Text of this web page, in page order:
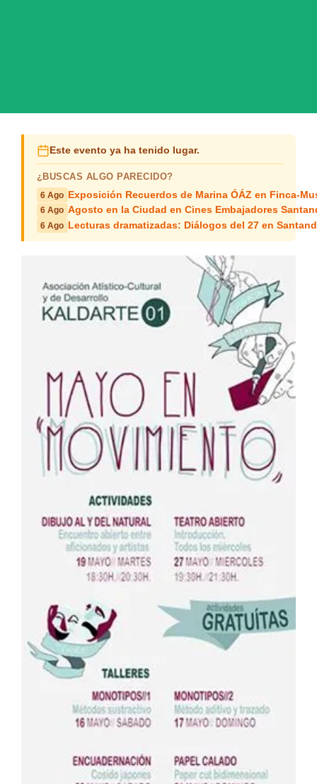
Este evento ya ha tenido lugar.
¿BUSCAS ALGO PARECIDO?
6 Ago Exposición Recuerdos de Marina ÓÁZ en Finca-
6 Ago Agosto en la Ciudad en Cines Embajadores
6 Ago Lecturas dramatizadas: Diálogos del 27 en